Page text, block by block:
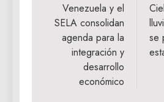
entradas
Venezuela y el
SELA consolidan
agenda para la
integración y
desarrollo
económico
se